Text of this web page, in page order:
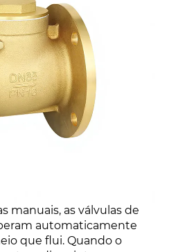
manuais, as válvulas de
automaticamente
que flui. Quando o